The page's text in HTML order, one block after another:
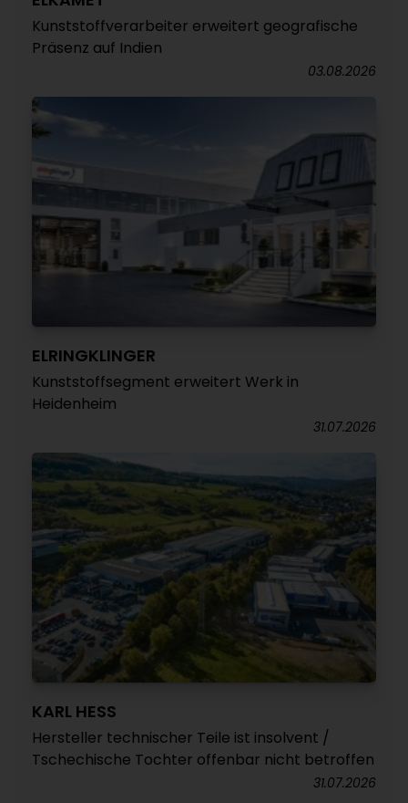
Kunststoffverarbeiter erweitert geografische
Präsenz auf Indien
03.08.2026
ELRINGKLINGER
Kunststoffsegment erweitert Werk in
Heidenheim
31.07.2026
KARL HESS
Hersteller technischer Teile ist insolvent /
Tschechische Tochter offenbar nicht betroffen
31.07.2026